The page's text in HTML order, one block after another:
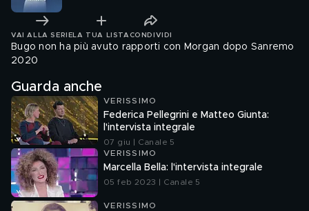
VAI ALLA SERIE LA TUA LISTA CONDIVIDI
Bugo non ha più avuto rapporti con Morgan dopo Sanremo
2020
Guarda anche
VERISSIMO
Federica Pellegrini e Matteo Giunta:
l'intervista integrale
07 giu | Canale 5
VERISSIMO
Marcella Bella: l'intervista integrale
05 feb 2023 | Canale 5
VERISSIMO